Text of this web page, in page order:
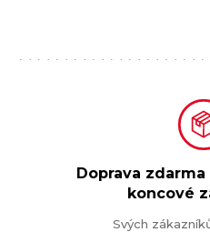
Doprava zdarma
koncové
Svých